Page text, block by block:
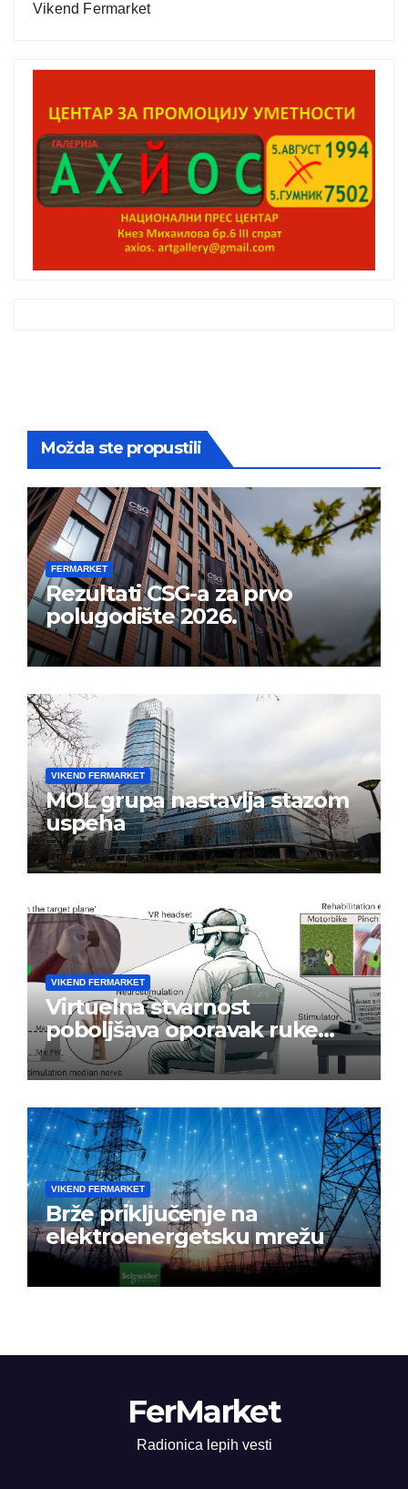
Vikend Fermarket
Možda ste propustili
FERMARKET
Rezultati CSG-a za prvo
polugodište 2026.
VIKEND FERMARKET
MOL grupa nastavlja stazom
uspeha
VIKEND FERMARKET
Virtuelna stvarnost
poboljšava oporavak ruke
nakon moždanog udara
VIKEND FERMARKET
Brže priključenje na
elektroenergetsku mrežu
FerMarket
Radionica lepih vesti